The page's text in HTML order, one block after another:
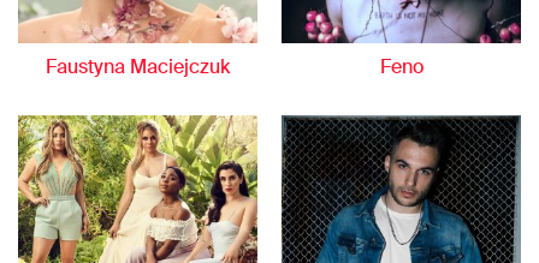
Faustyna Maciejczuk Feno